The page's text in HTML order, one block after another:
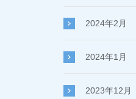
2024年2月
2024年1月
2023年12月